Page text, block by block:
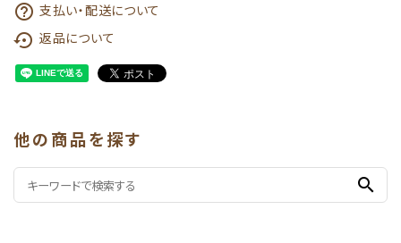
help_outline 支払い・配送について
settings_backup_restore 返品について
他の商品を探す
search